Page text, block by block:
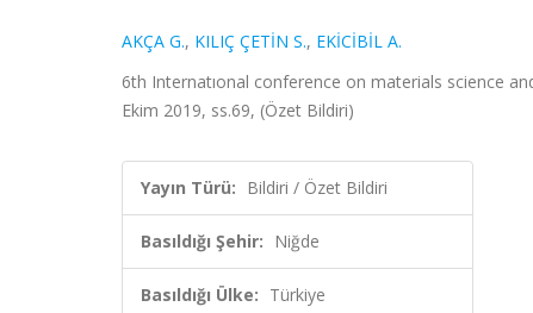
AKÇA G., KILIÇ ÇETİN S., EKİCİBİL A.
6th Internatıonal conference on materials science
Ekim 2019, ss.69, (Özet Bildiri)
Yayın Türü: Bildiri / Özet Bildiri
Basıldığı Şehir: Niğde
Basıldığı Ülke: Türkiye